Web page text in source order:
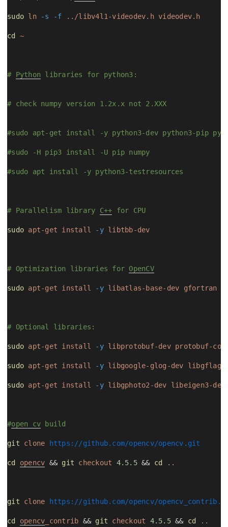
sudo ln -s -f ../libv4l1-videodev.h videodev.h
cd ~
# Python libraries for python3:
# check numpy version 1.2x.x not 2.XXX
#sudo apt-get install -y python3-dev python3-pip
#sudo -H pip3 install -U pip numpy
#sudo apt install -y python3-testresources
# Parallelism library C++ for CPU
sudo apt-get install -y libtbb-dev
# Optimization libraries for OpenCV
sudo apt-get install -y libatlas-base-dev gfortran
# Optional libraries:
sudo apt-get install -y libprotobuf-dev protobuf-
sudo apt-get install -y libgoogle-glog-dev
sudo apt-get install -y libgphoto2-dev libeigen3-dev
#open cv build
git clone https://github.com/opencv/opencv.git
cd opencv && git checkout 4.5.5 && cd ..
git clone https://github.com/opencv/
cd opencv _contrib && git checkout 4.5.5 && cd ..